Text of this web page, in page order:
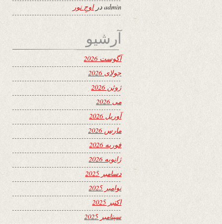
admin دراوجِ نور
آرشیو
آگوست 2026
جولای 2026
ژوئن 2026
می 2026
آوریل 2026
مارس 2026
فوریه 2026
ژانویه 2026
دسامبر 2025
نوامبر 2025
اکتبر 2025
سپتامبر 2025